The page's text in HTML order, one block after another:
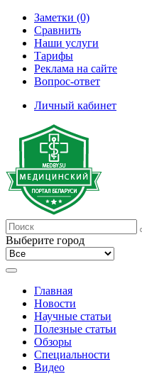
Заметки (0)
Сравнить
Наши услуги
Тарифы
Реклама на сайте
Вопрос-ответ
Личный кабинет
Выберите город
Главная
Новости
Научные статьи
Полезные статьи
Обзоры
Специальности
Видео